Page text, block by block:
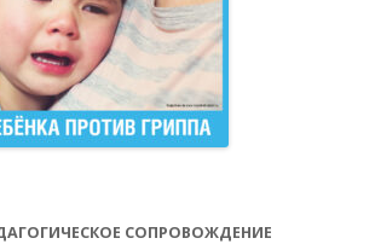
СОПРОВОЖДЕНИЕ